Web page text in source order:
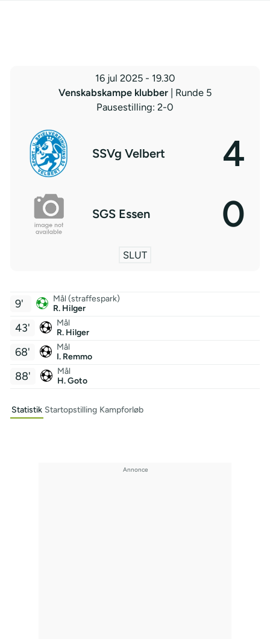
16 jul 2025 - 19.30
Venskabskampe klubber
| Runde 5
Pausestilling: 2-0
SSVg Velbert 4
SGS Essen 0
SLUT
Mål (straffespark)
R. Hilger
9'
Mål
R. Hilger
43'
Mål
I. Remmo
68'
Mål
H. Goto
88'
Statistik Startopstilling Kampforløb